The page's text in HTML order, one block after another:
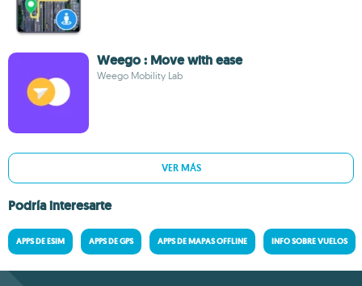
Weego : Move with ease
Weego Mobility Lab
VER MÁS
Podría interesarte
APPS DE ESIM APPS DE GPS APPS DE MAPAS OFFLINE INFO SOBRE VUELOS